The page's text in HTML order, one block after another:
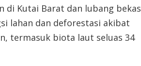
di Kutai Barat dan lubang bekas
lahan dan deforestasi akibat
termasuk biota laut seluas 34